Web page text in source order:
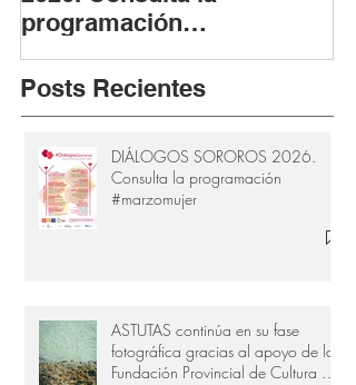
programación
Posts Recientes
DIÁLOGOS SOROROS 2026.
Consulta la programación
#marzomujer
ASTUTAS continúa en su fase
fotográfica gracias al apoyo de la
Fundación Provincial de Cultura de